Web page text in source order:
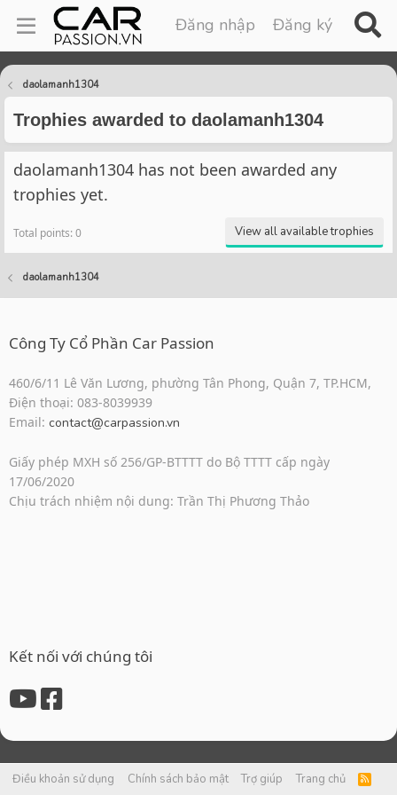
Đăng nhập Đăng ký
daolamanh1304
Trophies awarded to daolamanh1304
daolamanh1304 has not been awarded any
trophies yet.
Total points: 0 View all available trophies
daolamanh1304
Công Ty Cổ Phần Car Passion
460/6/11 Lê Văn Lương, phường Tân Phong, Quận 7, TP.HCM,
Điện thoại: 083-8039939
Email: contact@carpassion.vn
Giấy phép MXH số 256/GP-BTTTT do Bộ TTTT cấp ngày
17/06/2020
Chịu trách nhiệm nội dung: Trần Thị Phương Thảo
Kết nối với chúng tôi
Điều khoản sử dụng Chính sách bảo mật Trợ giúp Trang chủ
R
S